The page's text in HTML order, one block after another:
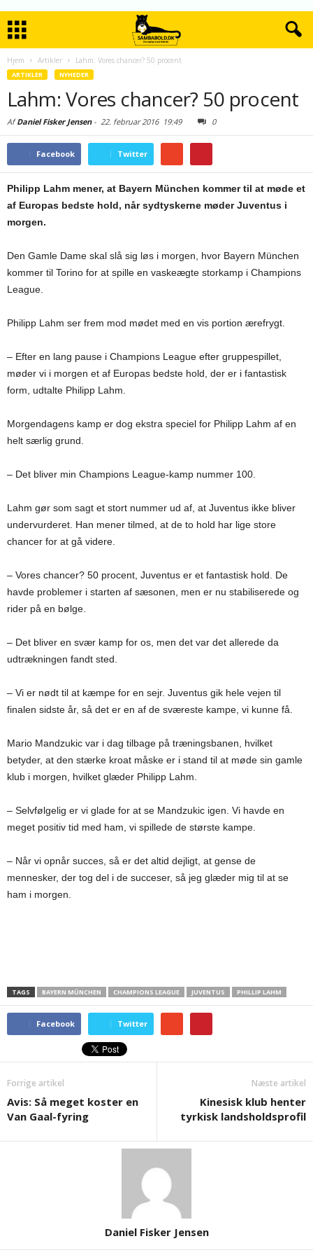
Hjem Artikler Lahm: Vores chancer? 50 procent
ARTIKLER NYHEDER
Lahm: Vores chancer? 50 procent
AfDaniel Fisker Jensen- 22. februar 201619:49 0
Facebook Twitter
Philipp Lahm mener, at Bayern München kommer til at møde et
af Europas bedste hold, når sydtyskerne møder Juventus i
morgen.
Den Gamle Dame skal slå sig løs i morgen, hvor Bayern München
kommer til Torino for at spille en vaskeægte storkamp i Champions
League.
Philipp Lahm ser frem mod mødet med en vis portion ærefrygt.
– Efter en lang pause i Champions League efter gruppespillet,
møder vi i morgen et af Europas bedste hold, der er i fantastisk
form, udtalte Philipp Lahm.
Morgendagens kamp er dog ekstra speciel for Philipp Lahm af en
helt særlig grund.
– Det bliver min Champions League-kamp nummer 100.
Lahm gør som sagt et stort nummer ud af, at Juventus ikke bliver
undervurderet. Han mener tilmed, at de to hold har lige store
chancer for at gå videre.
– Vores chancer? 50 procent, Juventus er et fantastisk hold. De
havde problemer i starten af sæsonen, men er nu stabiliserede og
rider på en bølge.
– Det bliver en svær kamp for os, men det var det allerede da
udtrækningen fandt sted.
– Vi er nødt til at kæmpe for en sejr. Juventus gik hele vejen til
finalen sidste år, så det er en af de sværeste kampe, vi kunne få.
Mario Mandzukic var i dag tilbage på træningsbanen, hvilket
betyder, at den stærke kroat måske er i stand til at møde sin gamle
klub i morgen, hvilket glæder Philipp Lahm.
– Selvfølgelig er vi glade for at se Mandzukic igen. Vi havde en
meget positiv tid med ham, vi spillede de største kampe.
– Når vi opnår succes, så er det altid dejligt, at gense de
mennesker, der tog del i de succeser, så jeg glæder mig til at se
ham i morgen.
TAGS BAYERN MÜNCHEN CHAMPIONS LEAGUE JUVENTUS PHILLIP LAHM
Facebook Twitter
Forrige artikel
Avis: Så meget koster en
Van Gaal-fyring
Næste artikel
Kinesisk klub henter
tyrkisk landsholdsprofil
Daniel Fisker Jensen